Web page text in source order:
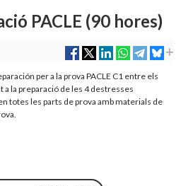
PACLE (90 hores)
per a la prova PACLE C1 entre els
la preparació de les 4 destresses
totes les parts de prova amb materials de